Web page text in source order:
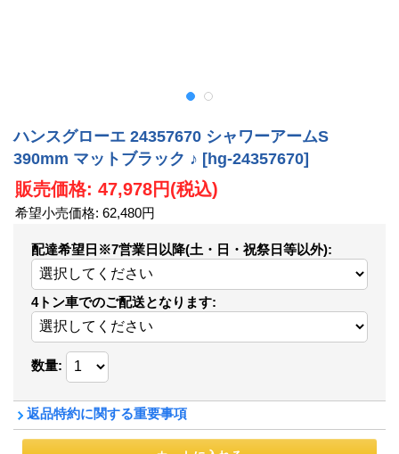
ハンスグローエ 24357670 シャワーアームS
390mm マットブラック ♪ [hg-24357670]
販売価格: 47,978円(税込)
希望小売価格: 62,480円
配達希望日※7営業日以降(土・日・祝祭日等以外):
4トン車でのご配送となります:
数量:
返品特約に関する重要事項